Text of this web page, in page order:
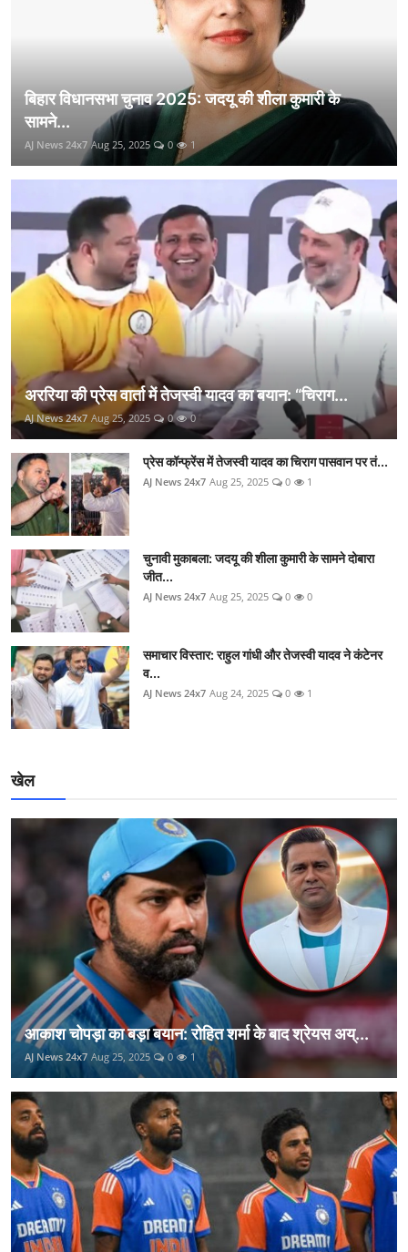
बिहार विधानसभा चुनाव 2025: जदयू की शीला कुमारी के
सामने...
AJ News 24x7 Aug 25, 2025 0 1
अररिया की प्रेस वार्ता में तेजस्वी यादव का बयान: “चिराग...
AJ News 24x7 Aug 25, 2025 0 0
प्रेस कॉन्फ्रेंस में तेजस्वी यादव का चिराग पासवान पर तं...
AJ News 24x7 Aug 25, 2025 0 1
चुनावी मुकाबला: जदयू की शीला कुमारी के सामने दोबारा
जीत...
AJ News 24x7 Aug 25, 2025 0 0
समाचार विस्तार: राहुल गांधी और तेजस्वी यादव ने कंटेनर
व...
AJ News 24x7 Aug 24, 2025 0 1
खेल
आकाश चोपड़ा का बड़ा बयान: रोहित शर्मा के बाद श्रेयस अय्...
AJ News 24x7 Aug 25, 2025 0 1